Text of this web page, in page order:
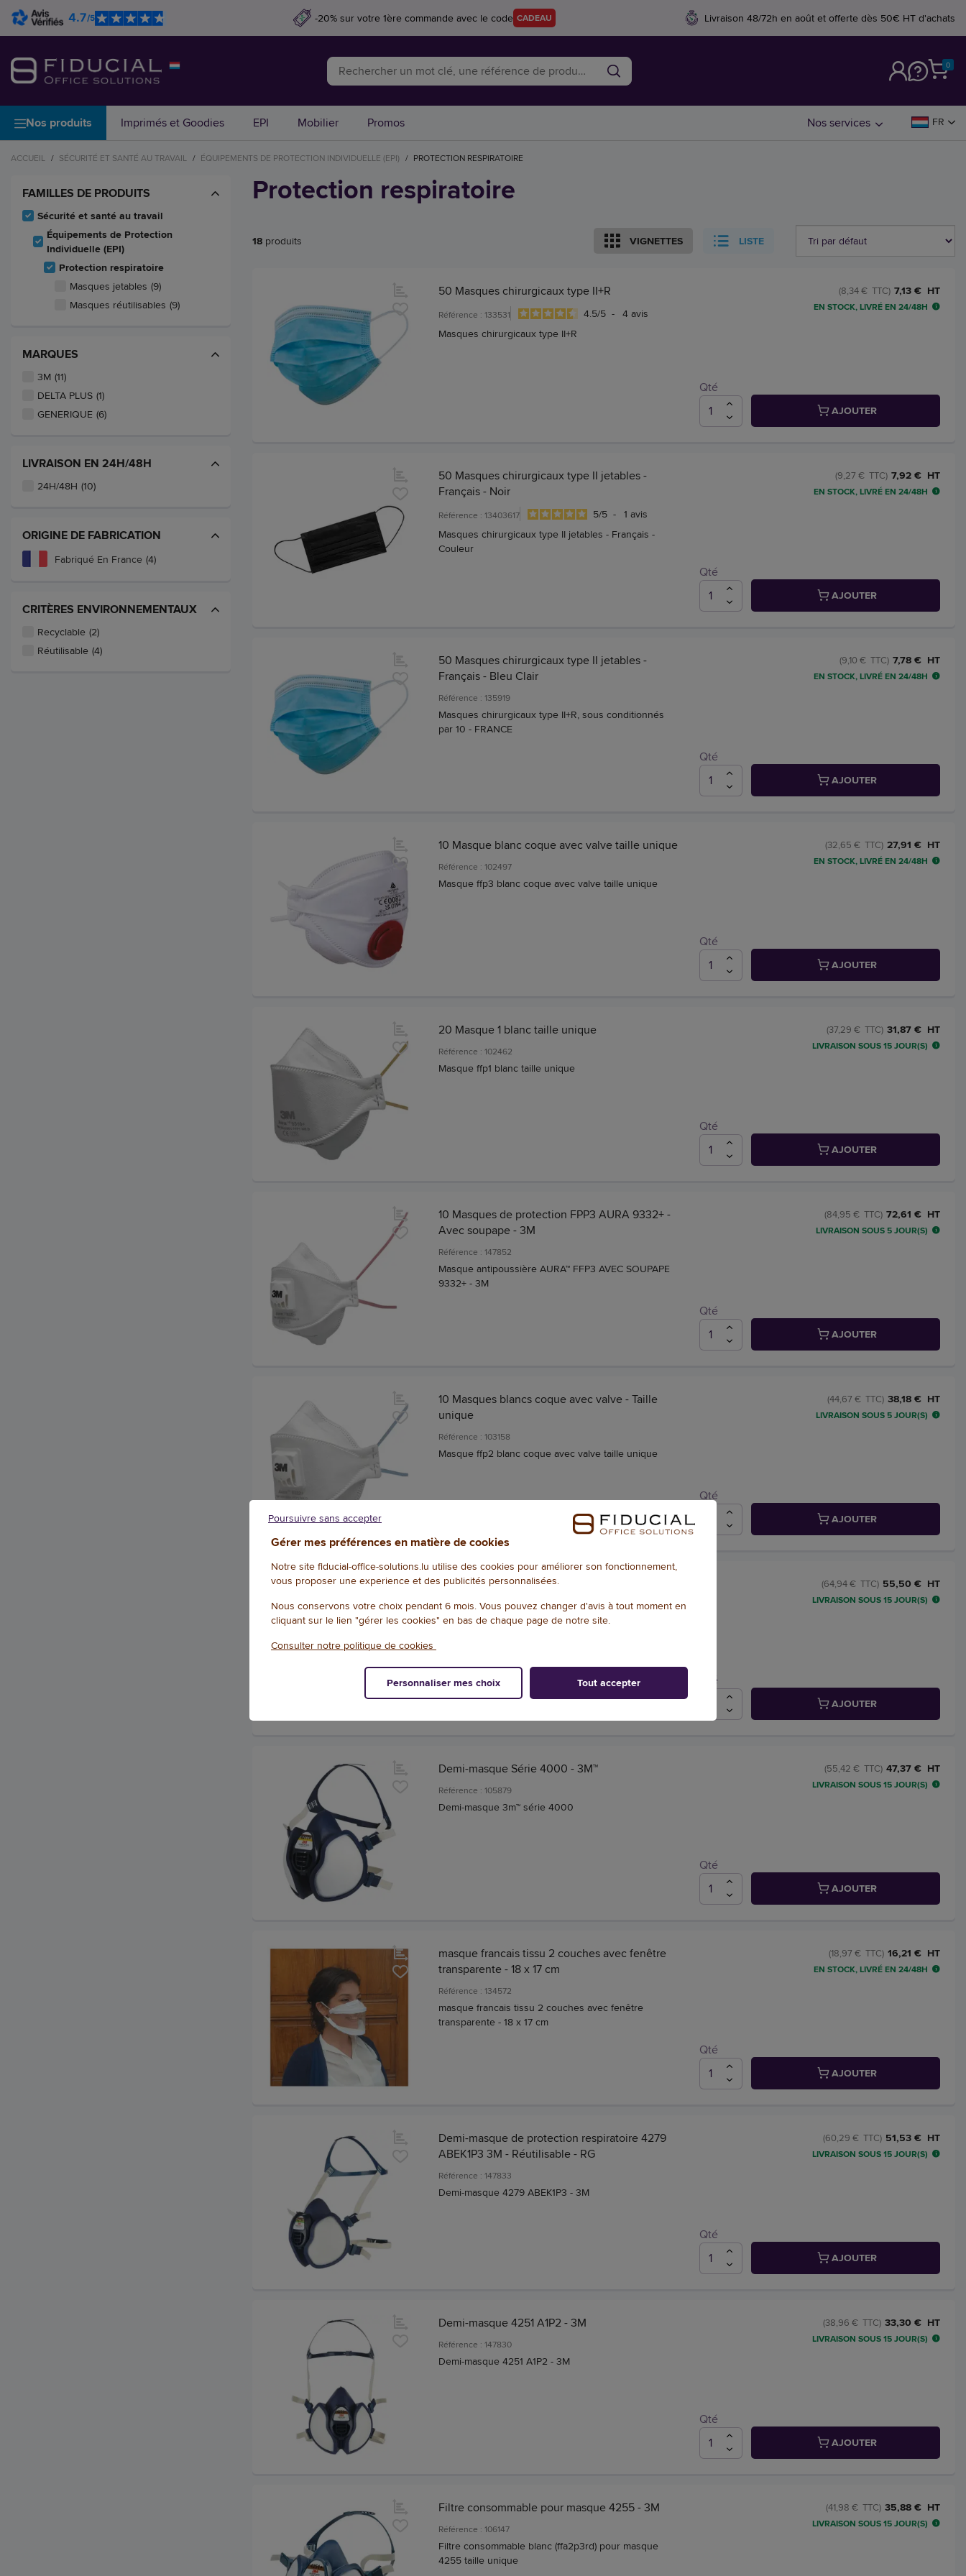
4.7/5 -20% sur votre 1ère commande avec le code CADEAU Livraison 48/72h en août et offerte dès 50€ HT d'achats
0
Nos produits Imprimés et Goodies EPI Mobilier Promos Nos services FR
ACCUEIL / SÉCURITÉ ET SANTÉ AU TRAVAIL / ÉQUIPEMENTS DE PROTECTION INDIVIDUELLE (EPI) / PROTECTION RESPIRATOIRE
FAMILLES DE PRODUITS
Sécurité et santé au travail
Équipements de Protection
Individuelle (EPI)
Protection respiratoire
Masques jetables (9)
Masques réutilisables (9)
MARQUES
3M (11)
DELTA PLUS (1)
GENERIQUE (6)
LIVRAISON EN 24H/48H
24H/48H (10)
ORIGINE DE FABRICATION
Fabriqué En France (4)
CRITÈRES ENVIRONNEMENTAUX
Recyclable (2)
Réutilisable (4)
Protection respiratoire
18 produits VIGNETTES LISTE
50 Masques chirurgicaux type II+R
Référence : 133531 4.5/5 - 4 avis
Masques chirurgicaux type II+R
7,13 € HT
(8,34 € TTC)
EN STOCK, LIVRÉ EN 24/48H
Qté
AJOUTER
50 Masques chirurgicaux type II jetables -
Français - Noir
Référence : 13403617 5/5 - 1 avis
Masques chirurgicaux type II jetables - Français -
Couleur
7,92 € HT
(9,27 € TTC)
EN STOCK, LIVRÉ EN 24/48H
Qté
AJOUTER
50 Masques chirurgicaux type II jetables -
Français - Bleu Clair
Référence : 135919
Masques chirurgicaux type II+R, sous conditionnés
par 10 - FRANCE
7,78 € HT
(9,10 € TTC)
EN STOCK, LIVRÉ EN 24/48H
Qté
AJOUTER
10 Masque blanc coque avec valve taille unique
Référence : 102497
Masque ffp3 blanc coque avec valve taille unique
27,91 € HT
(32,65 € TTC)
EN STOCK, LIVRÉ EN 24/48H
Qté
AJOUTER
20 Masque 1 blanc taille unique
Référence : 102462
Masque ffp1 blanc taille unique
31,87 € HT
(37,29 € TTC)
LIVRAISON SOUS 15 JOUR(S)
Qté
AJOUTER
10 Masques de protection FPP3 AURA 9332+ -
Avec soupape - 3M
Référence : 147852
Masque antipoussière AURA™ FFP3 AVEC SOUPAPE
9332+ - 3M
72,61 € HT
(84,95 € TTC)
LIVRAISON SOUS 5 JOUR(S)
Qté
AJOUTER
10 Masques blancs coque avec valve - Taille
unique
Référence : 103158
Masque ffp2 blanc coque avec valve taille unique
38,18 € HT
(44,67 € TTC)
LIVRAISON SOUS 5 JOUR(S)
Qté
AJOUTER
Filtre consommable blanc pour masque 4251 -
3M
Référence : 102445
55,50 € HT
(64,94 € TTC)
LIVRAISON SOUS 15 JOUR(S)
Qté
AJOUTER
Demi-masque Série 4000 - 3M™
Référence : 105879
Demi-masque 3m™ série 4000
47,37 € HT
(55,42 € TTC)
LIVRAISON SOUS 15 JOUR(S)
Qté
AJOUTER
masque francais tissu 2 couches avec fenêtre
transparente - 18 x 17 cm
Référence : 134572
masque francais tissu 2 couches avec fenêtre
transparente - 18 x 17 cm
16,21 € HT
(18,97 € TTC)
EN STOCK, LIVRÉ EN 24/48H
Qté
AJOUTER
Demi-masque de protection respiratoire 4279
ABEK1P3 3M - Réutilisable - RG
Référence : 147833
Demi-masque 4279 ABEK1P3 - 3M
51,53 € HT
(60,29 € TTC)
LIVRAISON SOUS 15 JOUR(S)
Qté
AJOUTER
Demi-masque 4251 A1P2 - 3M
Référence : 147830
Demi-masque 4251 A1P2 - 3M
33,30 € HT
(38,96 € TTC)
LIVRAISON SOUS 15 JOUR(S)
Qté
AJOUTER
Filtre consommable pour masque 4255 - 3M
Référence : 106147
Filtre consommable blanc (ffa2p3rd) pour masque
4255 taille unique
35,88 € HT
(41,98 € TTC)
LIVRAISON SOUS 15 JOUR(S)
Gérer mes préférences en matière de cookies
Notre site fiducial-office-solutions.lu utilise des cookies pour améliorer son fonctionnement,
vous proposer une experience et des publicités personnalisées.
Nous conservons votre choix pendant 6 mois. Vous pouvez changer d'avis à tout moment en
cliquant sur le lien "gérer les cookies" en bas de chaque page de notre site.
Consulter notre politique de cookies
Poursuivre sans accepter
Personnaliser mes choix Tout accepter